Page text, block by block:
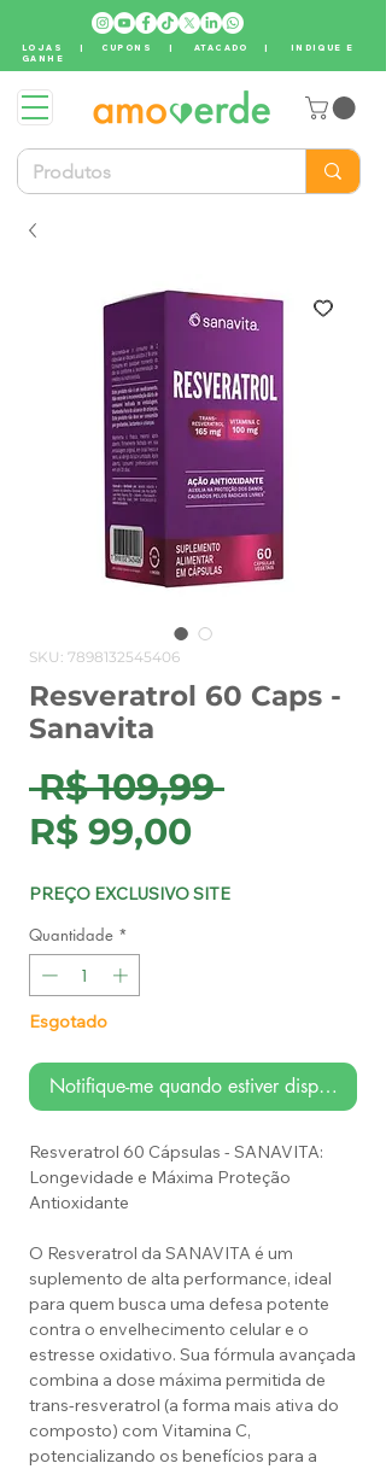
LOJAS | CUPONS |ATACADO | INDIQUE E
GANHE
SKU: 7898132545406
Resveratrol 60 Caps -
Sanavita
R$ 109,99 Preço
R$ 99,00Preço
PREÇO EXCLUSIVO SITE
Quantidade *
Esgotado
Notifique-me quando estiver disponível
Resveratrol 60 Cápsulas - SANAVITA:
Longevidade e Máxima Proteção
Antioxidante
O Resveratrol da SANAVITA é um
suplemento de alta performance, ideal
para quem busca uma defesa potente
contra o envelhecimento celular e o
estresse oxidativo. Sua fórmula avançada
combina a dose máxima permitida de
trans-resveratrol (a forma mais ativa do
composto) com Vitamina C,
potencializando os benefícios para a